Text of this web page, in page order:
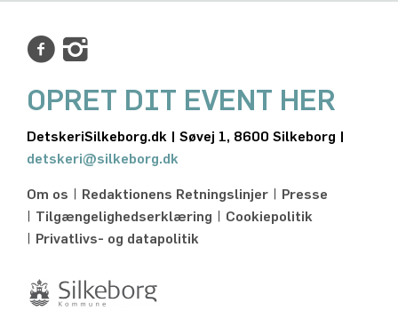
OPRET DIT EVENT HER
DetskeriSilkeborg.dk | Søvej 1, 8600 Silkeborg |
detskeri@silkeborg.dk
Om os Redaktionens Retningslinjer
Presse
Tilgængelighedserklæring
Cookiepolitik
Privatlivs- og datapolitik